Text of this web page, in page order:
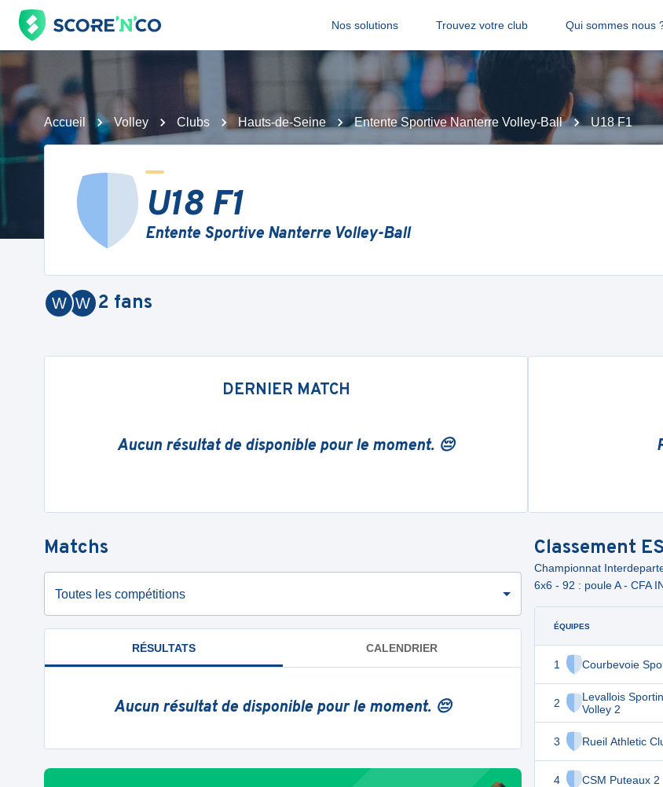
Nos solutions Trouvez votre club Qui sommes nous
Accueil Volley Clubs Hauts-de-Seine Entente Sportive Nanterre Volley-Ball U18 F1
U18 F1
Entente Sportive Nanterre Volley-Ball
W
W 2 fans
DERNIER MATCH
Aucun résultat de disponible pour le moment. 😔
Matchs
Toutes les compétitions
RÉSULTATS CALENDRIER
Aucun résultat de disponible pour le moment. 😔
Classement
Championnat
6x6 - 92 : poule A - CFA
ÉQUIPES
1 Courbevoie
2
Levallois
Volley 2
3 Rueil Athletic
4 CSM Puteaux 2